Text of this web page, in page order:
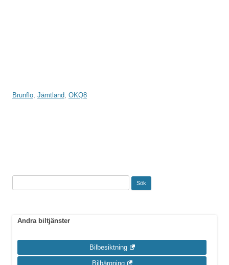
Brunflo, Jämtland, OKQ8
Andra biltjänster
Bilbesiktning
Bilbärgning